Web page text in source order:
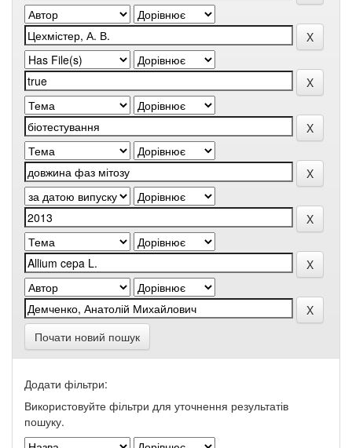
Почати новий пошук
Додати фільтри:
Використовуйте фільтри для уточнення результатів
пошуку.